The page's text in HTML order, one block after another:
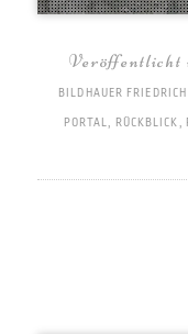
Veröffentlicht
BILDHAUER
PORTAL, RÜCKBLICK,